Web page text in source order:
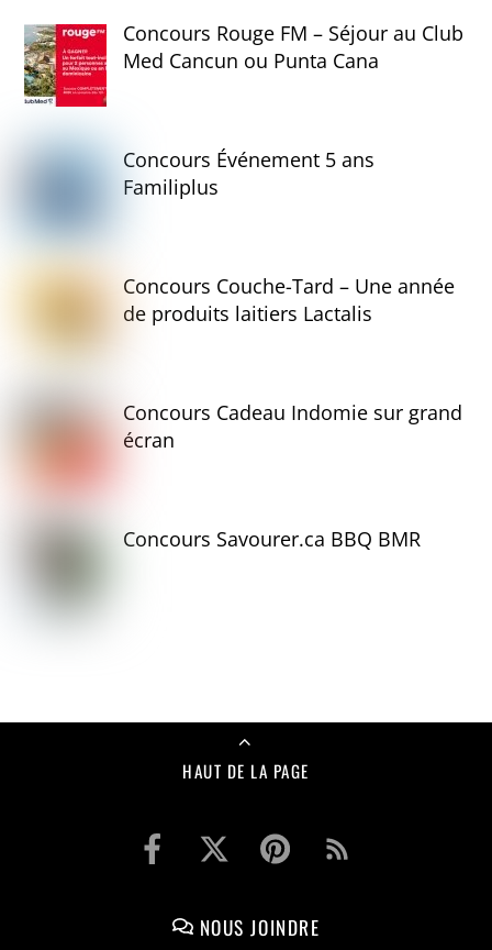
Concours Rouge FM – Séjour au Club
Med Cancun ou Punta Cana
Concours Événement 5 ans
Familiplus
Concours Couche-Tard – Une année
de produits laitiers Lactalis
Concours Cadeau Indomie sur grand
écran
Concours Savourer.ca BBQ BMR
HAUT DE LA PAGE
NOUS JOINDRE